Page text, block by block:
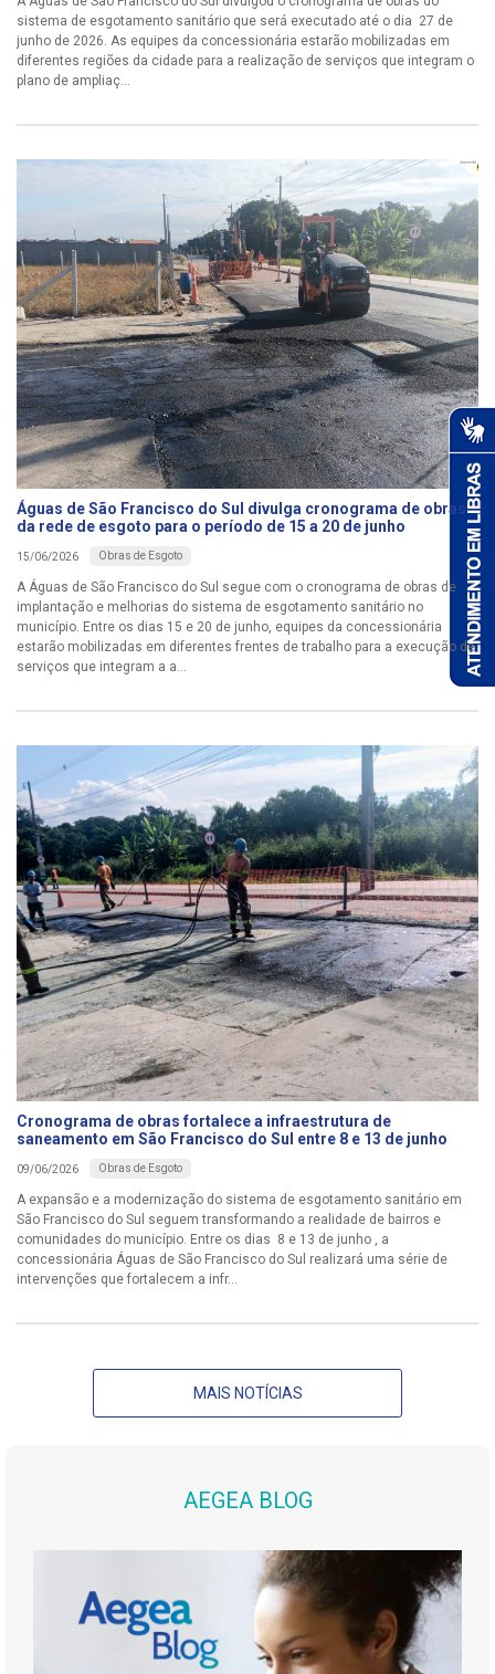
sistema de esgotamento sanitário que será executado até o dia 27 de
junho de 2026. As equipes da concessionária estarão mobilizadas em
diferentes regiões da cidade para a realização de serviços que integram o
plano de ampliaç...
Águas de São Francisco do Sul divulga cronograma de obras
da rede de esgoto para o período de 15 a 20 de junho
15/06/2026 Obras de Esgoto
A Águas de São Francisco do Sul segue com o cronograma de obras de
implantação e melhorias do sistema de esgotamento sanitário no
município. Entre os dias 15 e 20 de junho, equipes da concessionária
estarão mobilizadas em diferentes frentes de trabalho para a execução de
serviços que integram a a...
Cronograma de obras fortalece a infraestrutura de
saneamento em São Francisco do Sul entre 8 e 13 de junho
09/06/2026 Obras de Esgoto
A expansão e a modernização do sistema de esgotamento sanitário em
São Francisco do Sul seguem transformando a realidade de bairros e
comunidades do município. Entre os dias 8 e 13 de junho , a
concessionária Águas de São Francisco do Sul realizará uma série de
intervenções que fortalecem a infr...
MAIS NOTÍCIAS
AEGEA BLOG